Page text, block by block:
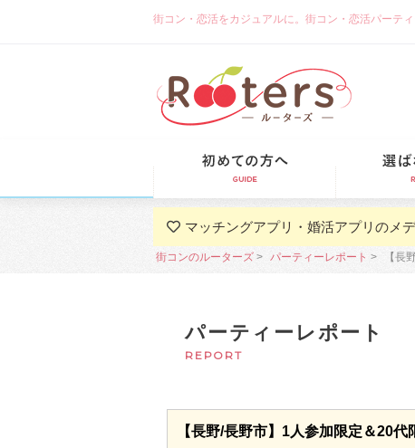
街コン・恋活をカジュアルに。街コン・恋活パーテ
マッチングアプリ・婚活アプリのメ
街コンのルーターズ パーティーレポート 【長
パーティーレポート
REPORT
【長野/長野市】1人参加限定＆20代